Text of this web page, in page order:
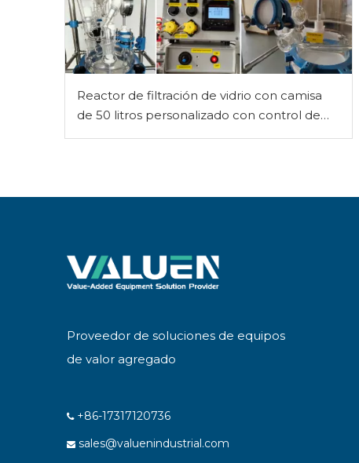
Reactor de filtración de vidrio con camisa
de 50 litros personalizado con control de
Proveedor de soluciones de equipos
de valor agregado
 +86-17317120736
 sales@valuenindustrial.com